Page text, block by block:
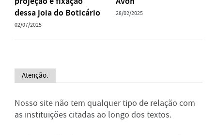
dessa joia do Boticário
02/07/2025
28/02/2025
Atenção:
Nosso site não tem qualquer tipo de relação com
as instituições citadas ao longo dos textos.